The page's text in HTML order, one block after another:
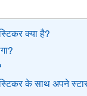
क्या है?
स्टिकर के साथ अपने